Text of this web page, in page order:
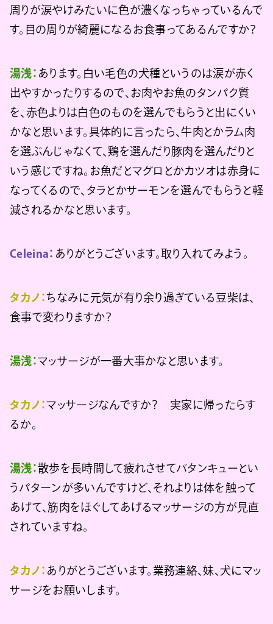
周りが涙やけみたいに色が濃くなっちゃっているんで
す。目の周りが綺麗になるお食事ってあるんですか？
湯浅： あります。白い毛色の犬種というのは涙が赤く
出やすかったりするので、お肉やお魚のタンパク質
を、赤色よりは白色のものを選んでもらうと出にくい
かなと思います。具体的に言ったら、牛肉とかラム肉
を選ぶんじゃなくて、鶏を選んだり豚肉を選んだりと
いう感じですね。お魚だとマグロとかカツオは赤身に
なってくるので、タラとかサーモンを選んでもらうと軽
減されるかなと思います。
Celeina： ありがとうございます。取り入れてみよう。
タカノ： ちなみに元気が有り余り過ぎている豆柴は、
食事で変わりますか？
湯浅：マッサージが一番大事かなと思います。
タカノ：マッサージなんですか？ 実家に帰ったらす
るか。
湯浅：散歩を長時間して疲れさせてバタンキューとい
うパターンが多いんですけど、それよりは体を触って
あげて、筋肉をほぐしてあげるマッサージの方が見直
されていますね。
タカノ： ありがとうございます。業務連絡、妹、犬にマッ
サージをお願いします。